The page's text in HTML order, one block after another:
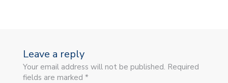
Leave a reply
Your email address will not be published. Required
fields are marked *